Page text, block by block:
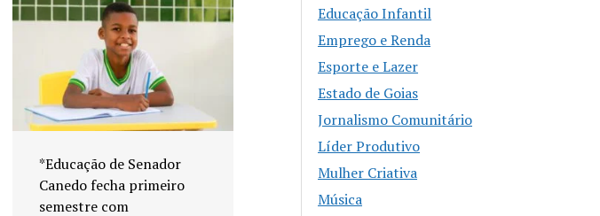
*Educação de Senador
Canedo fecha primeiro
semestre com
Educação Infantil
Emprego e Renda
Esporte e Lazer
Estado de Goias
Jornalismo Comunitário
Líder Produtivo
Mulher Criativa
Música